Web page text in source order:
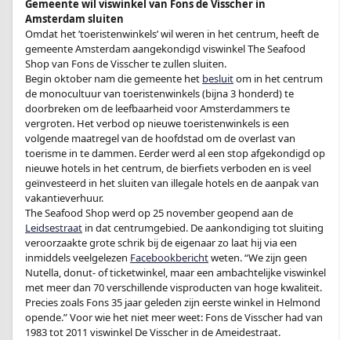
Gemeente wil viswinkel van Fons de Visscher in
Amsterdam sluiten
Omdat het ’toeristenwinkels’ wil weren in het centrum, heeft de
gemeente Amsterdam aangekondigd viswinkel The Seafood
Shop van Fons de Visscher te zullen sluiten.
Begin oktober nam die gemeente het besluitom in het centrum
de monocultuur van toeristenwinkels (bijna 3 honderd) te
doorbreken om de leefbaarheid voor Amsterdammers te
vergroten. Het verbod op nieuwe toeristenwinkels is een
volgende maatregel van de hoofdstad om de overlast van
toerisme in te dammen. Eerder werd al een stop afgekondigd op
nieuwe hotels in het centrum, de bierfiets verboden en is veel
geïnvesteerd in het sluiten van illegale hotels en de aanpak van
vakantieverhuur.
The Seafood Shop werd op 25 november geopend aan de
Leidsestraat in dat centrumgebied. De aankondiging tot sluiting
veroorzaakte grote schrik bij de eigenaar zo laat hij via een
inmiddels veelgelezen Facebookberichtweten. “We zijn geen
Nutella, donut- of ticketwinkel, maar een ambachtelijke viswinkel
met meer dan 70 verschillende visproducten van hoge kwaliteit.
Precies zoals Fons 35 jaar geleden zijn eerste winkel in Helmond
opende.” Voor wie het niet meer weet: Fons de Visscher had van
1983 tot 2011 viswinkel De Visscher in de Ameidestraat.